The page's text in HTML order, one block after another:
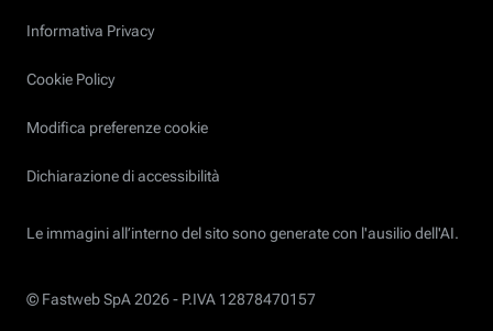
Informativa Privacy
Cookie Policy
Modifica preferenze cookie
Dichiarazione di accessibilità
Le immagini all’interno del sito sono generate con l'ausilio dell'AI.
© Fastweb SpA 2026 - P.IVA 12878470157